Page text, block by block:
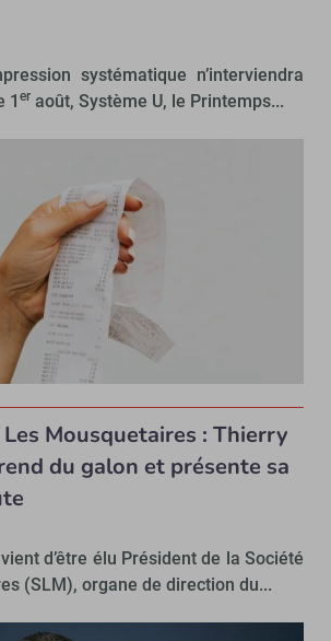
systématique n’interviendra
1 er août, Système U, le Printemps...
Mousquetaires : Thierry
du galon et présente sa
d’être élu Président de la Société
(SLM), organe de direction du...